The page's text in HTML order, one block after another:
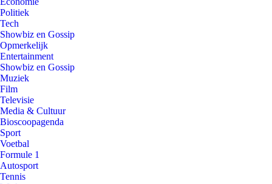
Politiek
Tech
Showbiz en Gossip
Opmerkelijk
Entertainment
Showbiz en Gossip
Muziek
Film
Televisie
Media & Cultuur
Bioscoopagenda
Sport
Voetbal
Formule 1
Autosport
Tennis